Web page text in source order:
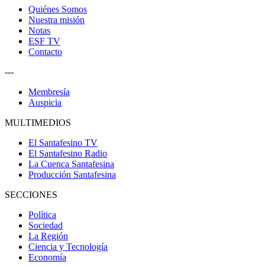
Quiénes Somos
Nuestra misión
Notas
ESF TV
Contacto
---
Membresía
Auspicia
MULTIMEDIOS
El Santafesino TV
El Santafesino Radio
La Cuenca Santafesina
Producción Santafesina
SECCIONES
Política
Sociedad
La Región
Ciencia y Tecnología
Economía